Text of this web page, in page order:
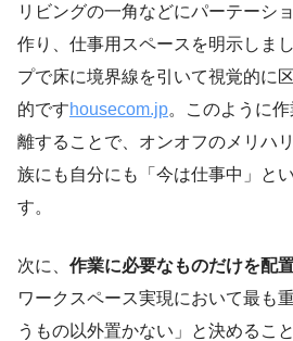
リビングの一角などにパーテーシ
作り、仕事用スペースを明示しま
プで床に境界線を引いて視覚的に
的ですhousecom.jp。このように
離することで、オンオフのメリハ
族にも自分にも「今は仕事中」と
す。
次に、 作業に必要なものだけを配
ワークスペース実現において最も
うもの以外置かない」と決めるこ